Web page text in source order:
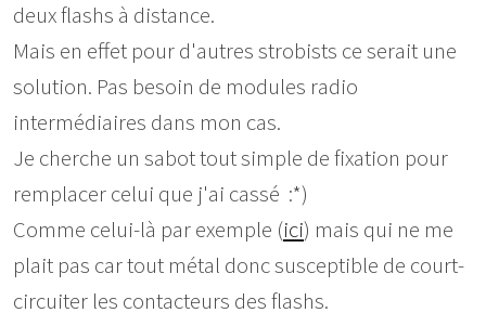
deux flashs à distance.
Mais en effet pour d'autres strobists ce serait une
solution. Pas besoin de modules radio
intermédiaires dans mon cas.
Je cherche un sabot tout simple de fixation pour
remplacer celui que j'ai cassé :*)
Comme celui-là par exemple (ici) mais qui ne me
plait pas car tout métal donc susceptible de court-
circuiter les contacteurs des flashs.